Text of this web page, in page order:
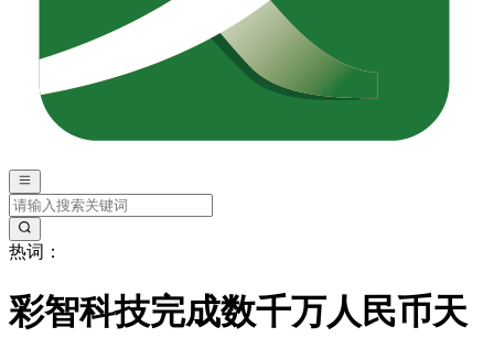
热词：
彩智科技完成数千万人民币天